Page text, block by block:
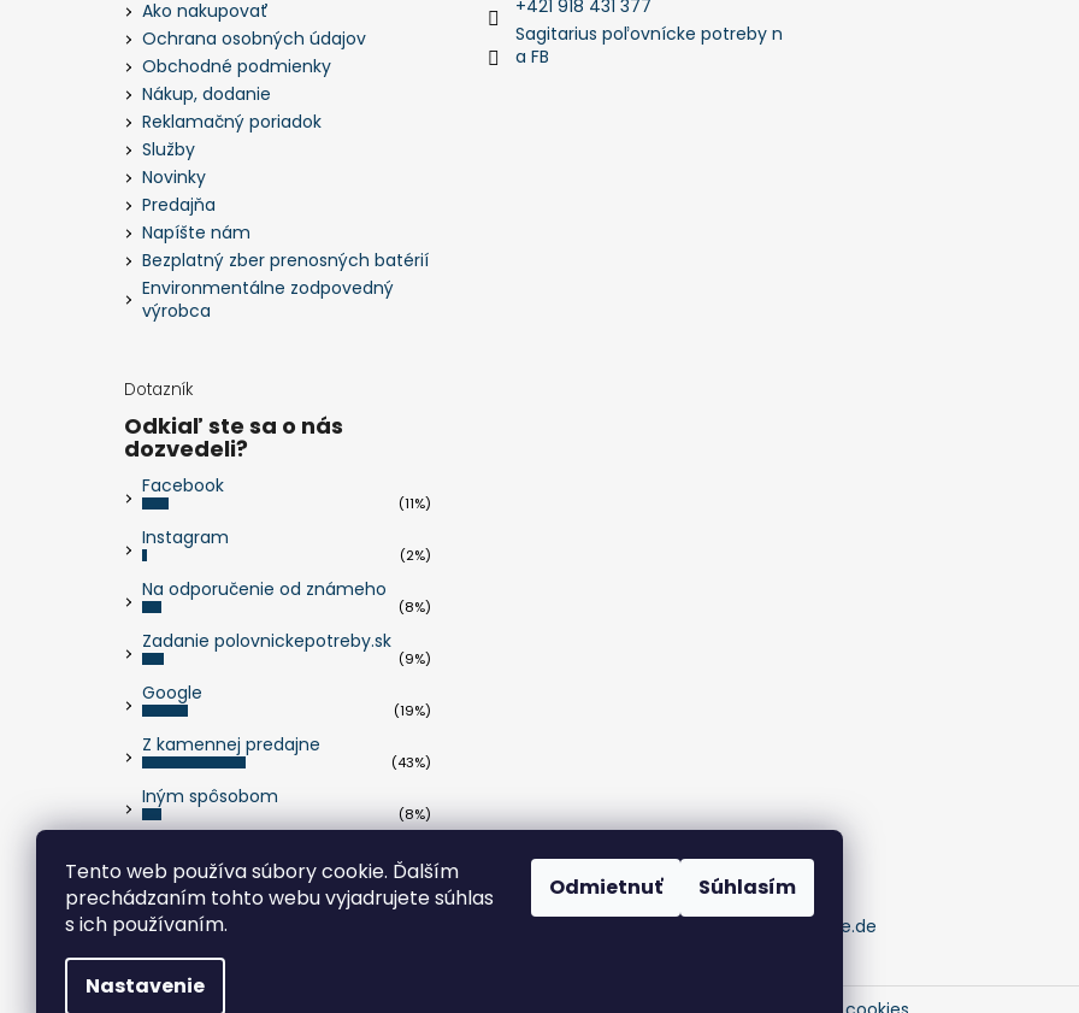
Tento web používa súbory cookie. Ďalším
prechádzaním tohto webu vyjadrujete súhlas
s ich používaním.
Nastavenie
Odmietnuť Súhlasím
Ako nakupovať
Ochrana osobných údajov
Obchodné podmienky
Nákup, dodanie
Reklamačný poriadok
Služby
Novinky
Predajňa
Napíšte nám
Bezplatný zber prenosných batérií
Environmentálne zodpovedný
výrobca
+421 918 431 377
Sagitarius poľovnícke potreby n
a FB
Dotazník
Odkiaľ ste sa o nás
dozvedeli?
Facebook
(11%)
Instagram
(2%)
Na odporučenie od známeho
(8%)
Zadanie polovnickepotreby.sk
(9%)
Google
(19%)
Z kamennej predajne
(43%)
Iným spôsobom
(8%)
pumaknife.de